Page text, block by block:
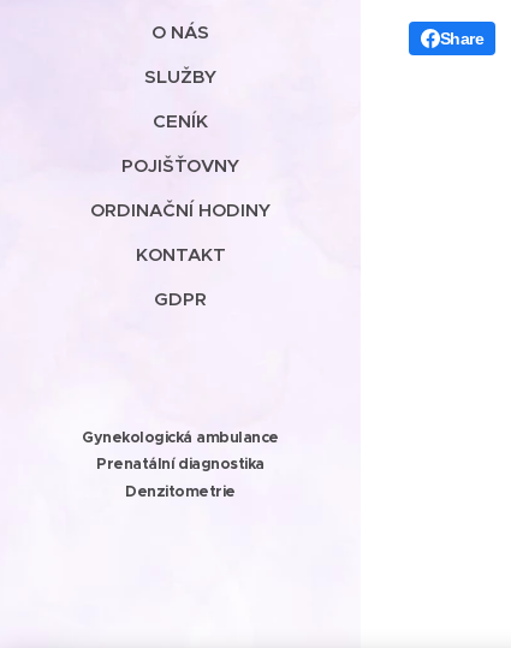
O NÁS
SLUŽBY
CENÍK
POJIŠŤOVNY
ORDINAČNÍ HODINY
KONTAKT
GDPR
Share
Gynekologická ambulance
Prenatální diagnostika
Denzitometrie